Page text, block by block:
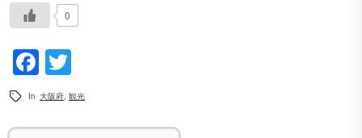
0
Facebook
In 大阪府 ,観光